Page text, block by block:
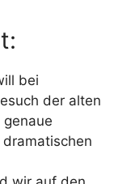
bei
der alten
genaue